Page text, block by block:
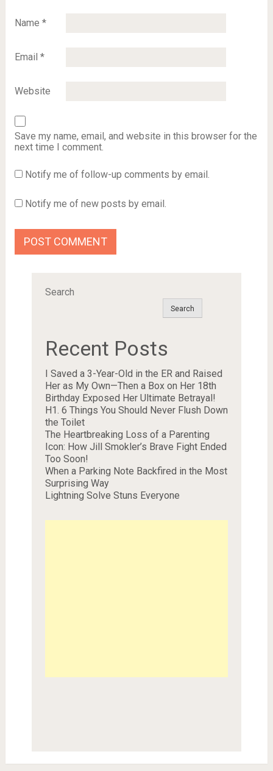
Name *
Email *
Website
Save my name, email, and website in this browser for the
next time I comment.
Notify me of follow-up comments by email.
Notify me of new posts by email.
Search
Search
Recent Posts
I Saved a 3-Year-Old in the ER and Raised
Her as My Own—Then a Box on Her 18th
Birthday Exposed Her Ultimate Betrayal!
H1. 6 Things You Should Never Flush Down
the Toilet
The Heartbreaking Loss of a Parenting
Icon: How Jill Smokler’s Brave Fight Ended
Too Soon!
When a Parking Note Backfired in the Most
Surprising Way
Lightning Solve Stuns Everyone